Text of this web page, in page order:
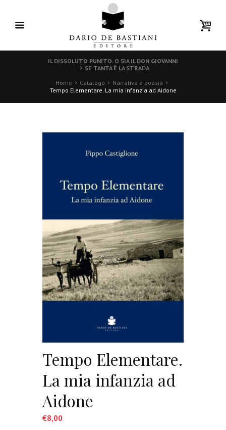
IL DISSOLUTO PUNITO. O SIA IL DON GIOVANNI
SE TANTA È LA STRADA
Home
Catalogo
Narrativa e poesia
Tempo Elementare. La mia infanzia ad Aidone
Tempo Elementare.
La mia infanzia ad
Aidone
€8,00